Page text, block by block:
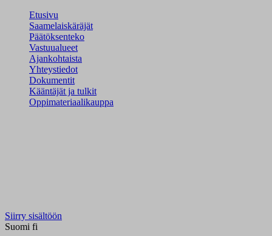
Etusivu
Saamelaiskäräjät
Päätöksenteko
Vastuualueet
Ajankohtaista
Yhteystiedot
Dokumentit
Kääntäjät ja tulkit
Oppimateriaalikauppa
Siirry sisältöön
Suomi fi